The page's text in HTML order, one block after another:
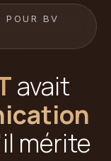
POUR BV
avait
mérite